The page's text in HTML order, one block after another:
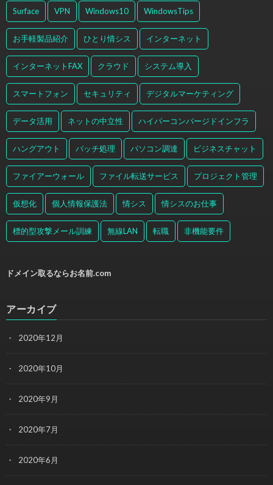
Surface VPN Windows10 WindowsTips
お手軽製品紹介 ひとり情シス インターネット
インターネットFAX クラウド システム導入
スマートフォン セキュリティ デジタルマーケティング
データ活用 ネットの中立性 ハイパーコンバージドインフラ
ハングアウト バッチ処理 パソコン調達 ビジネスチャット
ファイアーウォール ファイル転送サービス プロジェクト管理
仮想化 個人情報保護法 情シス 情シスのお仕事
標的型攻撃メール訓練 無線LAN 転職 非機能要件
ドメイン取るならお名前.com
アーカイブ
2020年12月
2020年10月
2020年9月
2020年7月
2020年6月